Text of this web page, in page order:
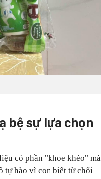
bệ sự lựa chọn
có phần "khoe khéo" mà
tự hào vì con biết từ chối